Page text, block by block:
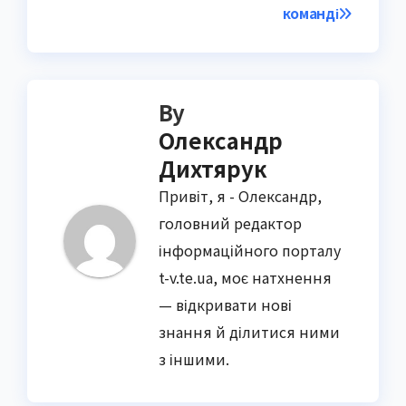
команді
By
Олександр
Дихтярук
Привіт, я - Олександр,
головний редактор
інформаційного порталу
t-v.te.ua, моє натхнення
— відкривати нові
знання й ділитися ними
з іншими.